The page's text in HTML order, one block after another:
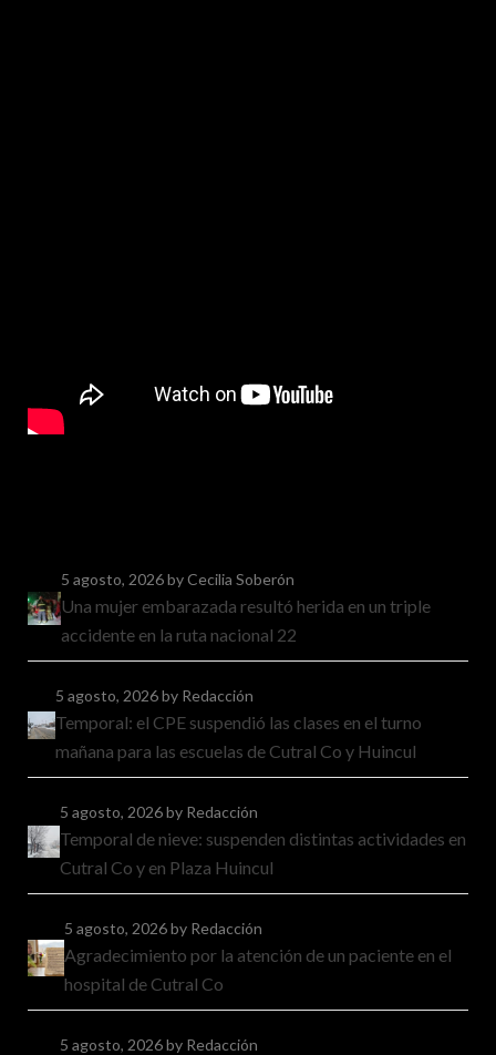
5 agosto, 2026by Cecilia Soberón
Una mujer embarazada resultó herida en un triple
accidente en la ruta nacional 22
5 agosto, 2026by Redacción
Temporal: el CPE suspendió las clases en el turno
mañana para las escuelas de Cutral Co y Huincul
5 agosto, 2026by Redacción
Temporal de nieve: suspenden distintas actividades en
Cutral Co y en Plaza Huincul
5 agosto, 2026by Redacción
Agradecimiento por la atención de un paciente en el
hospital de Cutral Co
5 agosto, 2026by Redacción